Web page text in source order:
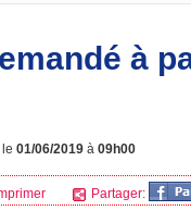
à
01/06/2019 à 09h00
Partager: